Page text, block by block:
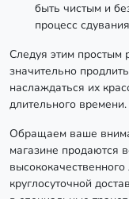
быть чистым и
процесс
Следуя этим простым
значительно
наслаждаться их
длительного времени.
Обращаем ваше
магазине продаются
круглосуточной